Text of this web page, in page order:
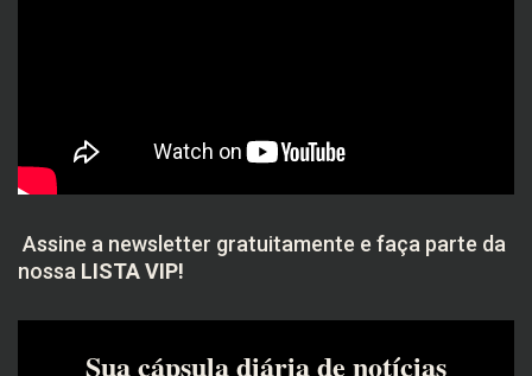
Assine a newsletter gratuitamente e faça parte da
nossa LISTA VIP!
Sua cápsula diária de notícias